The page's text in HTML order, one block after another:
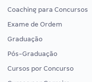
Coaching para Concursos
Exame de Ordem
Graduação
Pós-Graduação
Cursos por Concurso